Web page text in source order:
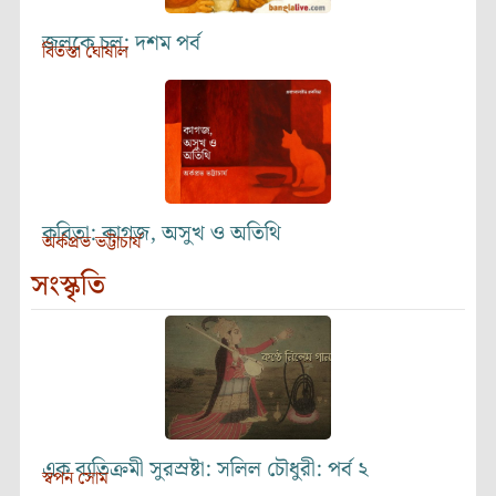
জলকে চল: দশম পর্ব
বিতস্তা ঘোষাল
কবিতা: কাগজ, অসুখ ও অতিথি
অর্কপ্রভ ভট্টাচার্য
সংস্কৃতি
এক ব্যতিক্রমী সুরস্রষ্টা: সলিল চৌধুরী: পর্ব ২
স্বপন সোম